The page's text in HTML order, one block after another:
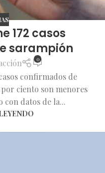
172 casos
sarampión
0
confirmados de
ciento son menores
con datos de la...